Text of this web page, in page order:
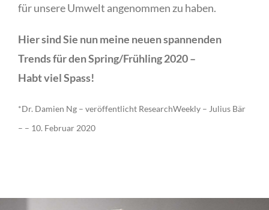
für unsere Umwelt angenommen zu haben.
Hier sind Sie nun meine neuen spannenden
Trends für den Spring/Frühling 2020 –
Habt viel Spass!
*Dr. Damien Ng – veröffentlicht ResearchWeekly – Julius Bär
– – 10. Februar 2020